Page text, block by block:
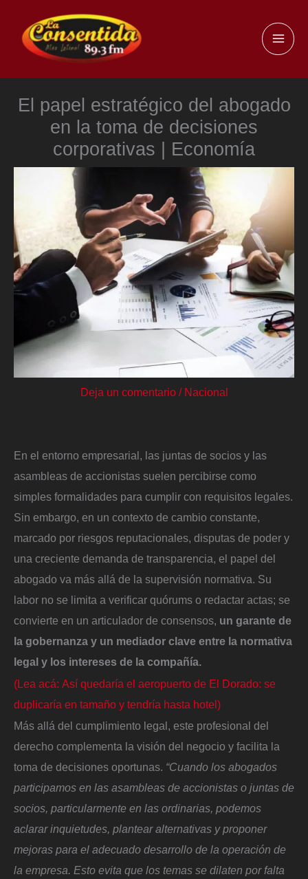
contenido
El papel estratégico del abogado
en la toma de decisiones
corporativas | Economía
Deja un comentario / Nacional
En el entorno empresarial, las juntas de socios y las
asambleas de accionistas suelen percibirse como
simples formalidades para cumplir con requisitos legales.
Sin embargo, en un contexto de cambio constante,
marcado por riesgos reputacionales, disputas de poder y
una creciente demanda de transparencia, el papel del
abogado va más allá de la supervisión normativa. Su
labor no se limita a verificar quórums o redactar actas; se
convierte en un articulador de consensos, un garante de
la gobernanza y un mediador clave entre la normativa
legal y los intereses de la compañía.
(Lea acá: Así quedaría el aeropuerto de El Dorado: se
duplicaría en tamaño y tendría hasta hotel)
Más allá del cumplimiento legal, este profesional del
derecho complementa la visión del negocio y facilita la
toma de decisiones oportunas. “Cuando los abogados
participamos en las asambleas de accionistas o juntas de
socios, particularmente en las ordinarias, podemos
aclarar inquietudes, plantear alternativas y proponer
mejoras para el adecuado desarrollo de la operación de
la empresa. Esto evita que los temas se dilaten por falta